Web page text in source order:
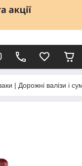
| Дорожні валізи і